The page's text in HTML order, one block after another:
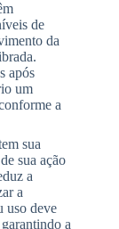
de
da
após
um
a
sua
sua ação
a
a
uso deve
a